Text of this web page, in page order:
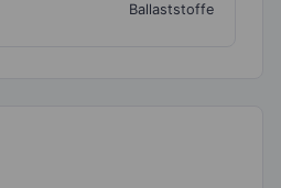
Ballaststoffe